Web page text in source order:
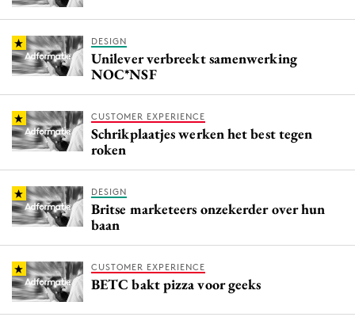
DESIGN
Unilever verbreekt samenwerking
NOC*NSF
CUSTOMER EXPERIENCE
Schrikplaatjes werken het best tegen
roken
DESIGN
Britse marketeers onzekerder over hun
baan
CUSTOMER EXPERIENCE
BETC bakt pizza voor geeks